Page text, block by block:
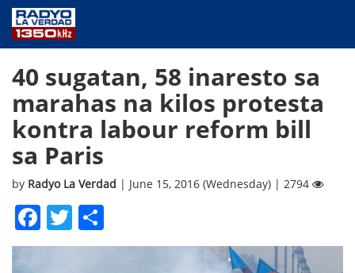
PUBLIC SERVICE
ANNOUNCEMENTS
PROGRAMS
ABOUT
40 sugatan, 58 inaresto sa
marahas na kilos protesta
kontra labour reform bill
sa Paris
by Radyo La Verdad | June 15, 2016 (Wednesday) | 2794
Facebook
Twitter